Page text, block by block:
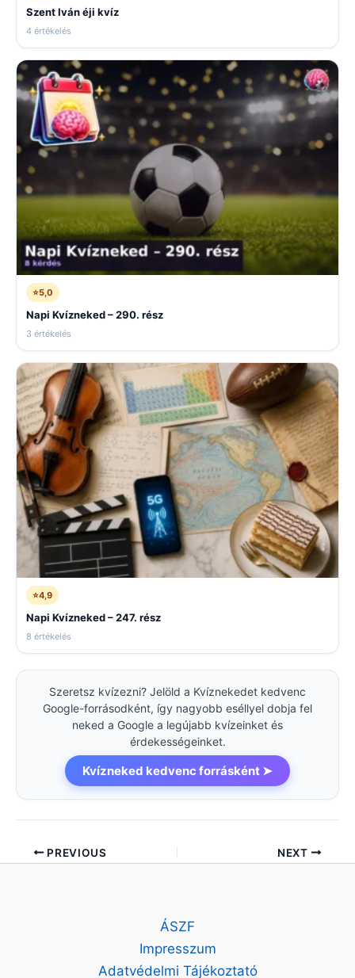
Szent Iván éji kvíz
4 értékelés
⭐5,0
Napi Kvízneked – 290. rész
3 értékelés
⭐4,9
Napi Kvízneked – 247. rész
8 értékelés
Szeretsz kvízezni? Jelöld a Kvíznekedet kedvenc
Google-forrásodként, így nagyobb eséllyel dobja fel
neked a Google a legújabb kvízeinket és
érdekességeinket.
Kvízneked kedvenc forrásként ➤
PREVIOUS NEXT
ÁSZF
Impresszum
Adatvédelmi Tájékoztató